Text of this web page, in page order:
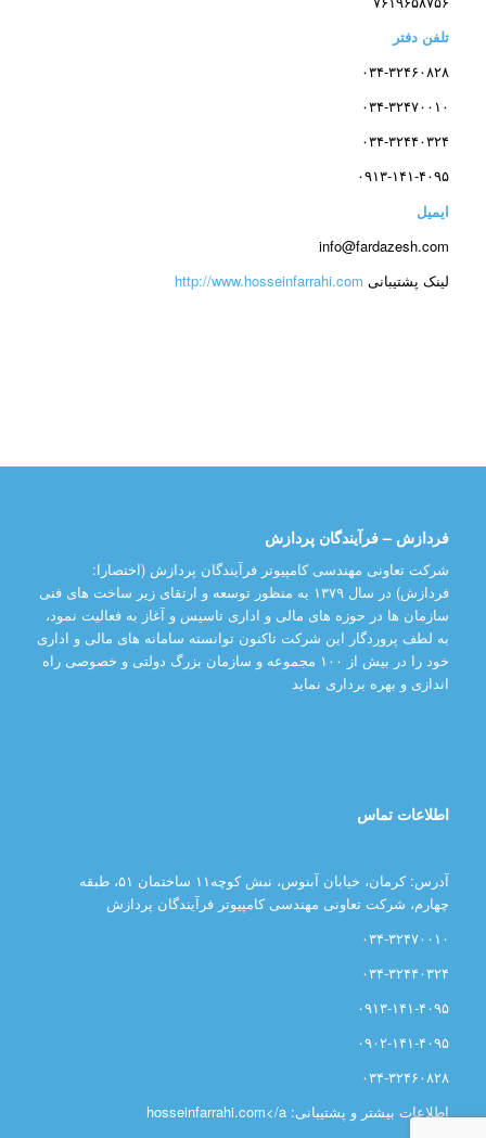
تلفن دفتر
۰۳۴-۳۲۴۶۰۸۲۸
۰۳۴-۳۲۴۷۰۰۱۰
۰۳۴-۳۲۴۴۰۳۲۴
۰۹۱۳-۱۴۱-۴۰۹۵
ایمیل
info@fardazesh.com
لینک پشتیبانی http://www.hosseinfarrahi.com
فردازش – فرآیندگان پردازش
شرکت تعاونی مهندسی کامپیوتر فرآیندگان پردازش (اختصارا:
فردازش) در سال ۱۳۷۹ به منظور توسعه و ارتقای زیر ساخت های فنی
سازمان ها در حوزه های مالی و اداری تاسیس و آغاز به فعالیت نمود،
به لطف پروردگار این شرکت تاکنون توانسته سامانه های مالی و اداری
خود را در بیش از ۱۰۰ مجموعه و سازمان بزرگ دولتی و خصوصی راه
اندازی و بهره برداری نماید
اطلاعات تماس
آدرس: کرمان، خیابان آبنوس، نبش کوچه۱۱ ساختمان ۵۱، طبقه
چهارم، شرکت تعاونی مهندسی کامپیوتر فرآیندگان پردازش
۰۳۴-۳۲۴۷۰۰۱۰
۰۳۴-۳۲۴۴۰۳۲۴
۰۹۱۳-۱۴۱-۴۰۹۵
۰۹۰۲-۱۴۱-۴۰۹۵
۰۳۴-۳۲۴۶۰۸۲۸
اطلاعات بیشتر و پشتیبانی: hosseinfarrahi.com</a